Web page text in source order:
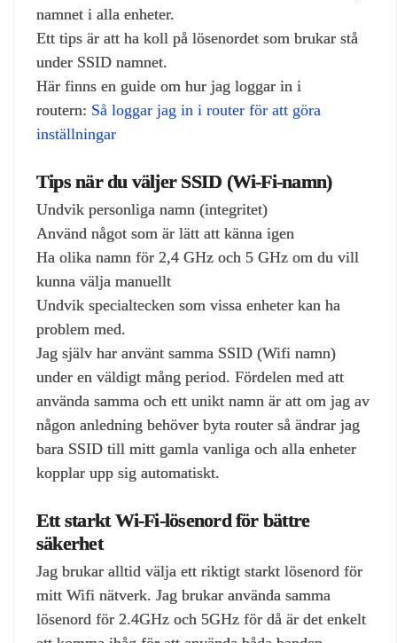
namnet i alla enheter.
Ett tips är att ha koll på lösenordet som brukar stå
under SSID namnet.
Här finns en guide om hur jag loggar in i
routern: Så loggar jag in i router för att göra
inställningar
Tips när du väljer SSID (Wi‑Fi‑namn)
Undvik personliga namn (integritet)
Använd något som är lätt att känna igen
Ha olika namn för 2,4 GHz och 5 GHz om du vill
kunna välja manuellt
Undvik specialtecken som vissa enheter kan ha
problem med.
Jag själv har använt samma SSID (Wifi namn)
under en väldigt mång period. Fördelen med att
använda samma och ett unikt namn är att om jag av
någon anledning behöver byta router så ändrar jag
bara SSID till mitt gamla vanliga och alla enheter
kopplar upp sig automatiskt.
Ett starkt Wi‑Fi‑lösenord för bättre
säkerhet
Jag brukar alltid välja ett riktigt starkt lösenord för
mitt Wifi nätverk. Jag brukar använda samma
lösenord för 2.4GHz och 5GHz för då är det enkelt